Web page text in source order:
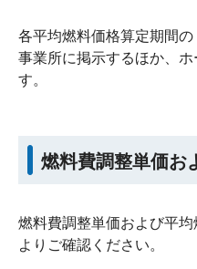
各平均燃料価格算定期間
事業所に掲示するほか、
す。
燃料費調整単価お
燃料費調整単価および平均
よりご確認ください。